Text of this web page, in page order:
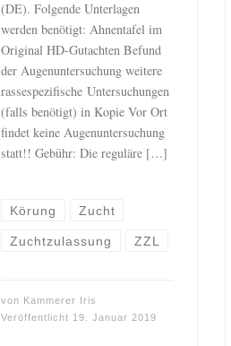
(DE). Folgende Unterlagen
werden benötigt: Ahnentafel im
Original HD-Gutachten Befund
der Augenuntersuchung weitere
rassespezifische Untersuchungen
(falls benötigt) in Kopie Vor Ort
findet keine Augenuntersuchung
statt!! Gebühr: Die reguläre […]
Körung Zucht
Zuchtzulassung ZZL
von Kammerer Iris
Veröffentlicht 19. Januar 2019